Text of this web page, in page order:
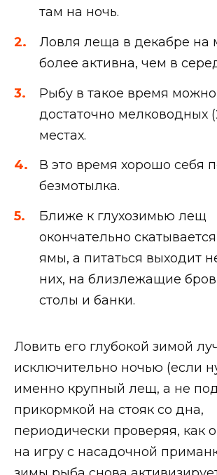
там на ночь.
Ловля леща в декабре
более активна, чем в
Рыбу в такое время
достаточно мелководных
местах.
В это время хорошо себя
безмотылка.
Ближе к глухозимью лещ
окончательно
ямы, а питаться выходит
них, на близлежащие
столы и банки.
Ловить его глубокой зимой
исключительно ночью (если
именно крупный лещ, а не
прикормкой на стояк со дна,
периодически проверяя, как
на игру с насадочной